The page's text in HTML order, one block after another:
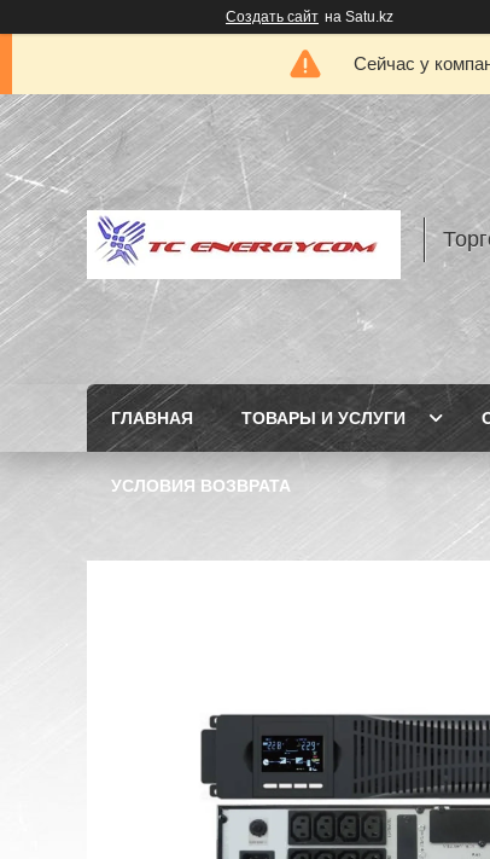
Создать сайт на Satu.kz
Сейчас у
ГЛАВНАЯ ТОВАРЫ И УСЛУГИ
УСЛОВИЯ ВОЗВРАТА